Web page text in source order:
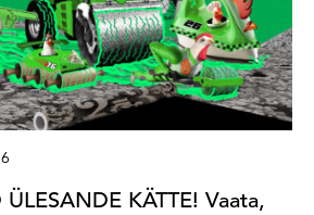
KÄTTE! Vaata,